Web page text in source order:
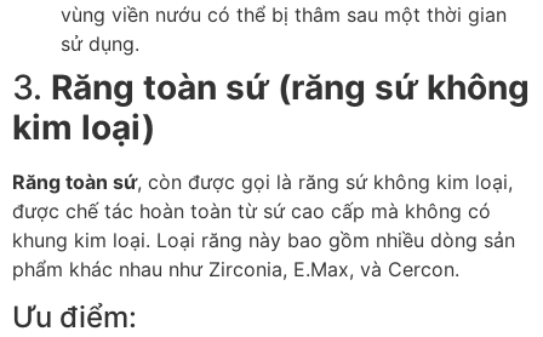
vùng viền nướu có thể bị thâm sau một thời gian
sử dụng.
3. Răng toàn sứ (răng sứ không
kim loại)
Răng toàn sứ, còn được gọi là răng sứ không kim loại,
được chế tác hoàn toàn từ sứ cao cấp mà không có
khung kim loại. Loại răng này bao gồm nhiều dòng sản
phẩm khác nhau như Zirconia, E.Max, và Cercon.
Ưu điểm: